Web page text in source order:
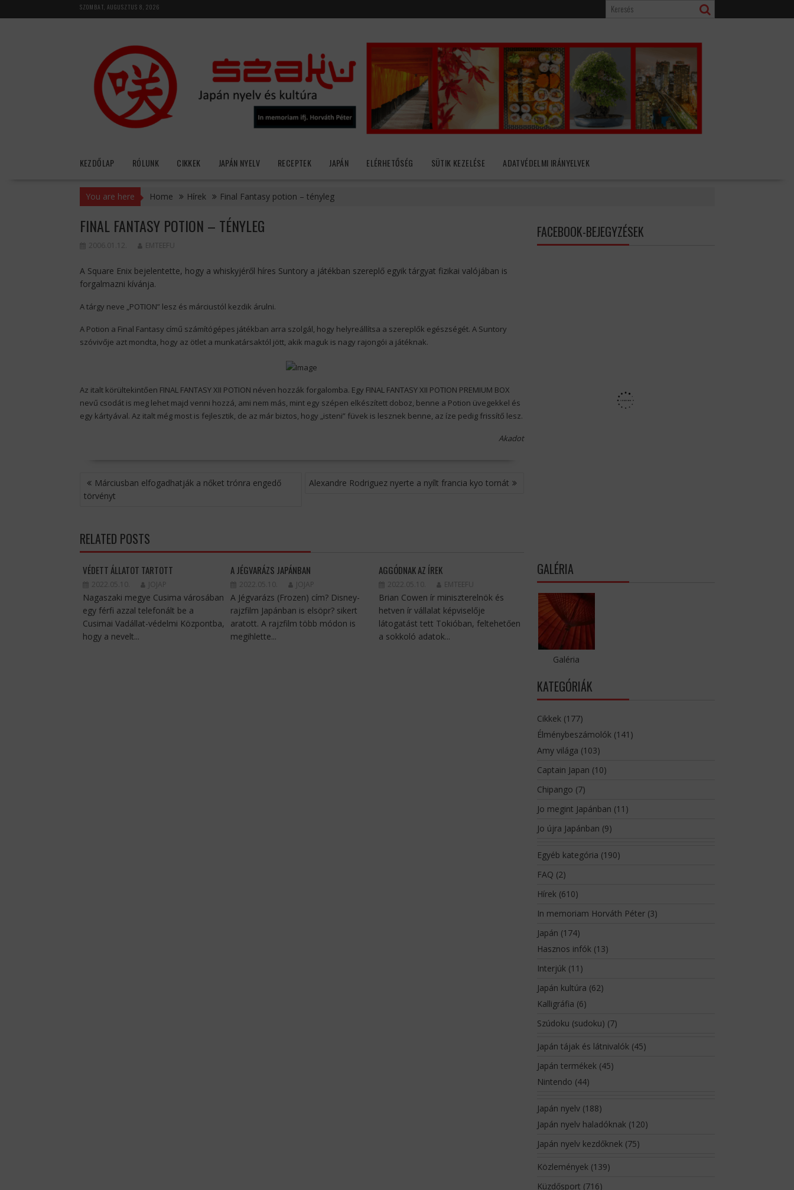
to
SZOMBAT, AUGUSZTUS 8, 2026
KEZDŐLAP RÓLUNK CIKKEK JAPÁN NYELV RECEPTEK JAPÁN ELÉRHETŐSÉG SÜTIK KEZELÉSE ADATVÉDELMI IRÁNYELVEK
You are here Home Hírek Final Fantasy potion – tényleg
FINAL FANTASY POTION – TÉNYLEG
2006.01.12. EMTEEFU
A Square Enix bejelentette, hogy a whiskyjéről híres Suntory a játékban szereplő egyik tárgyat fizikai valójában is
forgalmazni kívánja.
A tárgy neve „POTION” lesz és márciustól kezdik árulni.
A Potion a Final Fantasy című számítógépes játékban arra szolgál, hogy helyreállítsa a szereplők egészségét. A Suntory
szóvivője azt mondta, hogy az ötlet a munkatársaktól jött, akik maguk is nagy rajongói a játéknak.
Az italt körültekintően FINAL FANTASY XII POTION néven hozzák forgalomba. Egy FINAL FANTASY XII POTION PREMIUM BOX
nevű csodát is meg lehet majd venni hozzá, ami nem más, mint egy szépen elkészített doboz, benne a Potion üvegekkel és
egy kártyával. Az italt még most is fejlesztik, de az már biztos, hogy „isteni” füvek is lesznek benne, az íze pedig frissítő lesz.
Akadot
BEJEGYZÉS
NAVIGÁCIÓ
Márciusban elfogadhatják a nőket trónra engedő
törvényt
Alexandre Rodriguez nyerte a nyílt francia kyo tornát
RELATED POSTS
VÉDETT ÁLLATOT TARTOTT
2022.05.10. JOJAP
Nagaszaki megye Cusima városában
egy férfi azzal telefonált be a
Cusimai Vadállat-védelmi Központba,
hogy a nevelt...
A JÉGVARÁZS JAPÁNBAN
2022.05.10. JOJAP
A Jégvarázs (Frozen) cím? Disney-
rajzfilm Japánban is elsöpr? sikert
aratott. A rajzfilm több módon is
megihlette...
AGGÓDNAK AZ ÍREK
2022.05.10. EMTEEFU
Brian Cowen ír miniszterelnök és
hetven ír vállalat képviselője
látogatást tett Tokióban, feltehetően
a sokkoló adatok...
FACEBOOK-BEJEGYZÉSEK
GALÉRIA
Galéria
KATEGÓRIÁK
Cikkek(177)
Élménybeszámolók(141)
Amy világa (103)
Captain Japan (10)
Chipango (7)
Jo megint Japánban (11)
Jo újra Japánban (9)
Egyéb kategória (190)
FAQ (2)
Hírek(610)
In memoriam Horváth Péter(3)
Japán (174)
Hasznos infók(13)
Interjúk(11)
Japán kultúra (62)
Kalligráfia (6)
Szúdoku (sudoku) (7)
Japán tájak és látnivalók(45)
Japán termékek(45)
Nintendo (44)
Japán nyelv(188)
Japán nyelv haladóknak(120)
Japán nyelv kezdőknek(75)
Közlemények(139)
Küzdősport (716)